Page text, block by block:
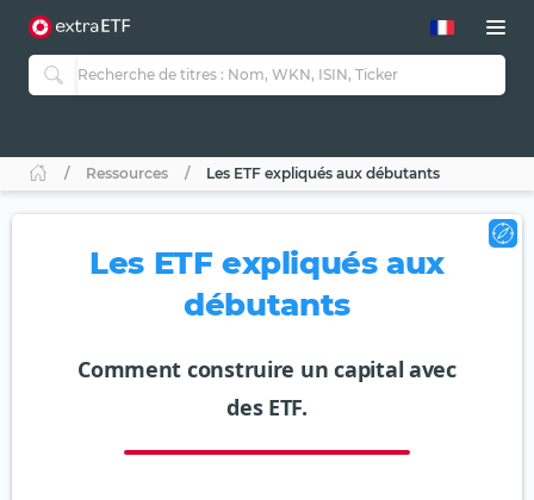
Ressources Les ETF expliqués aux débutants
Les ETF expliqués aux
débutants
Comment construire un capital avec
des ETF.